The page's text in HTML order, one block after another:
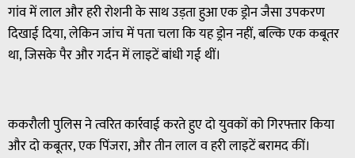
गांव में लाल और हरी रोशनी के साथ उड़ता हुआ एक ड्रोन जैसा उपकरण
दिखाई दिया, लेकिन जांच में पता चला कि यह ड्रोन नहीं, बल्कि एक कबूतर
था, जिसके पैर और गर्दन में लाइटें बांधी गई थीं।
ककरौली पुलिस ने त्वरित कार्रवाई करते हुए दो युवकों को गिरफ्तार किया
और दो कबूतर, एक पिंजरा, और तीन लाल व हरी लाइटें बरामद कीं।